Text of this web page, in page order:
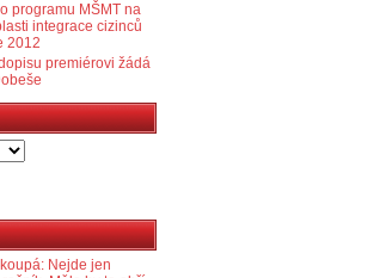
programu MŠMT na
integrace cizinců
2012
premiérovi žádá
Nejde jen